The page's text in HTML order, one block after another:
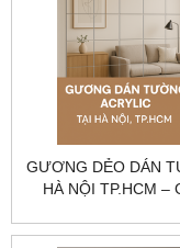
GƯƠNG DẺO DÁN
HÀ NỘI TP.HCM –
CITYBUILDING